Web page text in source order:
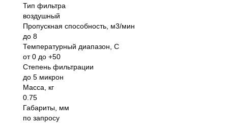
Тип фильтра
воздушный
Пропускная способность, м3/мин
до 8
Температурный диапазон, С
от 0 до +50
Степень фильтрации
до 5 микрон
Масса, кг
0.75
Габариты, мм
по запросу